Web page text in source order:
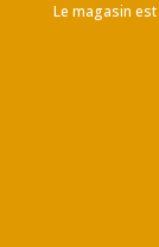
Le magasin